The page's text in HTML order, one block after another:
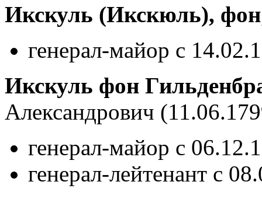
Икскуль (Икскюль), фон
генерал-майор с
Икскуль фон
Александрович
генерал-майор с
генерал-лейтенант с